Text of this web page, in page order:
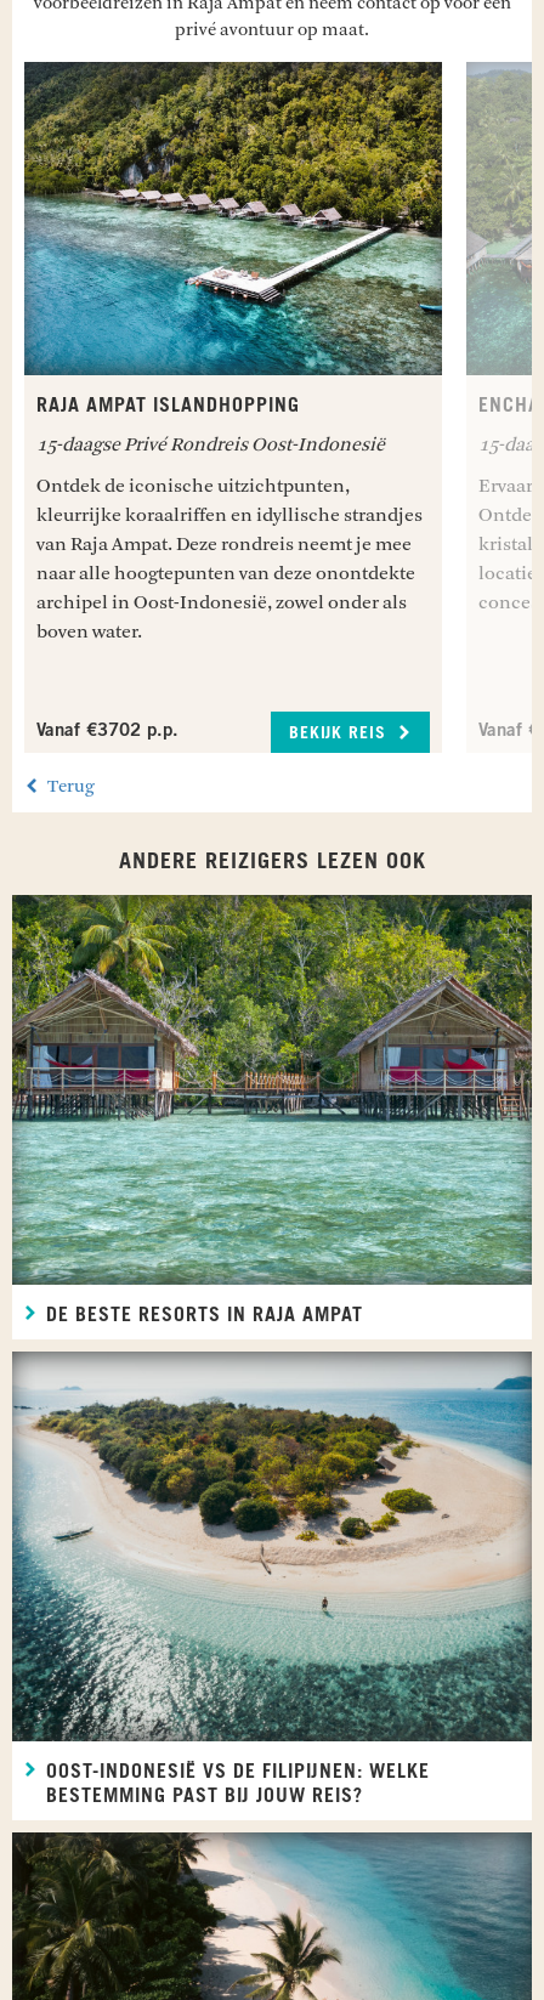
privé avontuur op maat.
RAJA AMPAT ISLANDHOPPING
15-daagse Privé Rondreis Oost-Indonesië
Ontdek de iconische uitzichtpunten,
kleurrijke koraalriffen en idyllische strandjes
van Raja Ampat. Deze rondreis neemt je mee
naar alle hoogtepunten van deze onontdekte
archipel in Oost-Indonesië, zowel onder als
boven water.
Vanaf €3702 p.p. BEKIJK REIS
15-
Ervaar
Vanaf
Terug
ANDERE REIZIGERS LEZEN OOK
DE BESTE RESORTS IN RAJA AMPAT
OOST-INDONESIË VS DE FILIPIJNEN: WELKE
BESTEMMING PAST BIJ JOUW REIS?